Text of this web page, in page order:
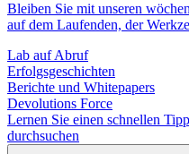
Bleiben Sie mit unseren
auf dem Laufenden, der
Lab auf Abruf
Erfolgsgeschichten
Berichte und Whitepapers
Devolutions Force
Lernen Sie einen schnellen
durchsuchen